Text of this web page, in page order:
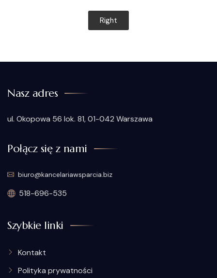
Right
Nasz adres
ul. Okopowa 56 lok. 81, 01-042 Warszawa
Połącz się z nami
biuro@kancelariawsparcia.biz
518-696-535
Szybkie linki
Kontakt
Polityka prywatności